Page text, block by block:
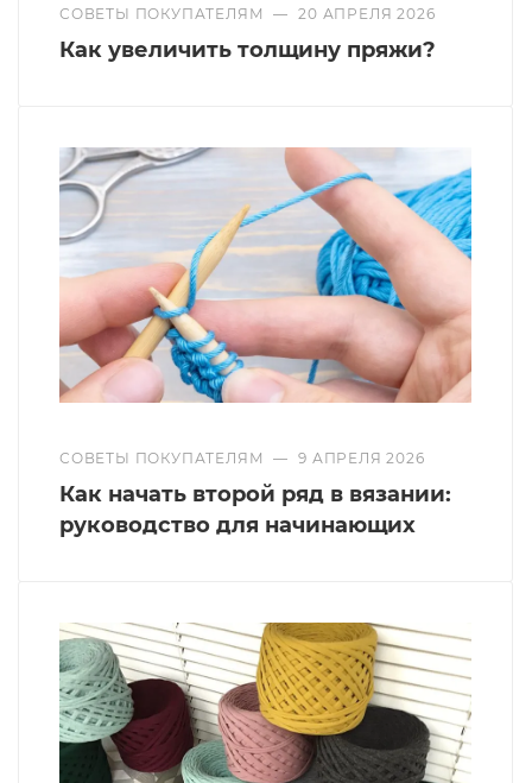
СОВЕТЫ ПОКУПАТЕЛЯМ — 20 АПРЕЛЯ 2026
Как увеличить толщину пряжи?
СОВЕТЫ ПОКУПАТЕЛЯМ — 9 АПРЕЛЯ 2026
Как начать второй ряд в вязании:
руководство для начинающих